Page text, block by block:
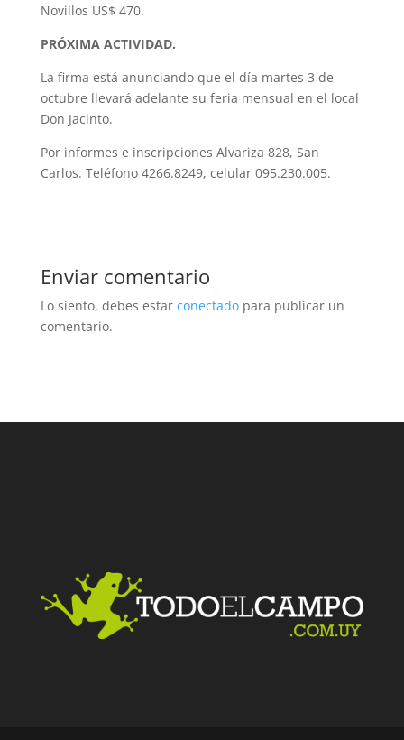
Novillos US$ 470.
PRÓXIMA ACTIVIDAD.
La firma está anunciando que el día martes 3 de
octubre llevará adelante su feria mensual en el local
Don Jacinto.
Por informes e inscripciones Alvariza 828, San
Carlos. Teléfono 4266.8249, celular 095.230.005.
Enviar comentario
Lo siento, debes estar conectadopara publicar un
comentario.
Facebook